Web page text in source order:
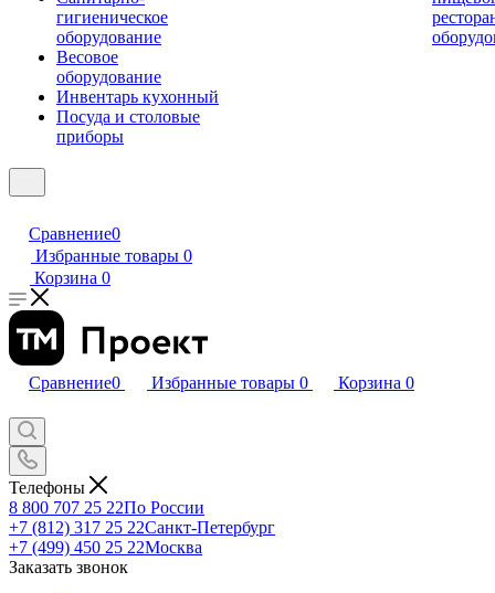
гигиеническое
оборудование
Весовое
оборудование
Инвентарь кухонный
Посуда и столовые
приборы
Сравнение0
Избранные товары 0
Корзина 0
Сравнение0 Избранные товары 0 Корзина 0
Телефоны
8 800 707 25 22По России
+7 (812) 317 25 22Санкт-Петербург
+7 (499) 450 25 22Москва
Заказать звонок